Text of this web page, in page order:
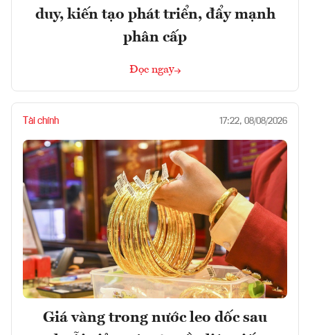
duy, kiến tạo phát triển, đẩy mạnh
phân cấp
Đọc ngay
Tài chính 17:22, 08/08/2026
Giá vàng trong nước leo dốc sau